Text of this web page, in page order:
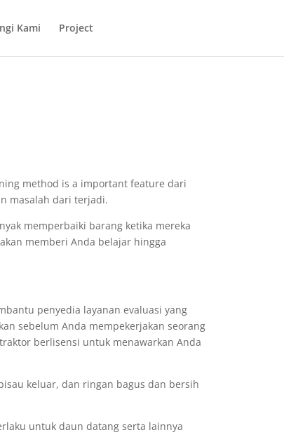
Kami Project
method is a important feature dari
masalah dari terjadi.
memperbaiki barang ketika mereka
memberi Anda belajar hingga
penyedia layanan evaluasi yang
sebelum Anda mempekerjakan seorang
berlisensi untuk menawarkan Anda
keluar, dan ringan bagus dan bersih
untuk daun datang serta lainnya